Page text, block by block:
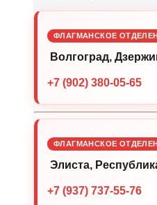
ФЛАГМАНСКОЕ
Волгоград,
+7 (902) 380-05-65
ФЛАГМАНСКОЕ
Элиста,
+7 (937) 737-55-76